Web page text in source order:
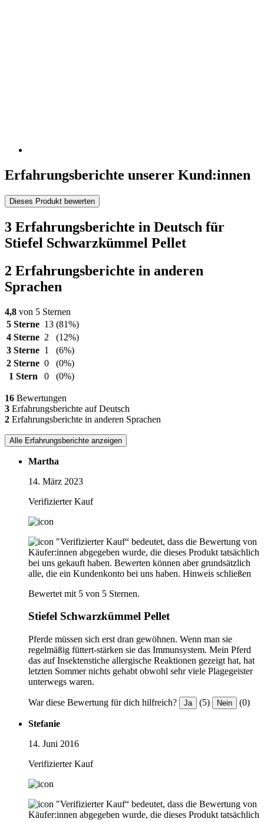
Erfahrungsberichte unserer Kund:innen
Dieses Produkt bewerten
3 Erfahrungsberichte in Deutsch für
Stiefel Schwarzkümmel Pellet
2 Erfahrungsberichte in anderen
Sprachen
4,8 von 5 Sternen
5 Sterne 13 (81%)
4 Sterne 2
(12%)
3 Sterne 1
(6%)
2 Sterne 0
(0%)
1 Stern
0 (0%)
16 Bewertungen
3 Erfahrungsberichte auf Deutsch
2 Erfahrungsberichte in anderen Sprachen
Alle Erfahrungsberichte anzeigen
Martha
14. März 2023
Verifizierter Kauf
"Verifizierter Kauf“ bedeutet, dass die Bewertung von
Käufer:innen abgegeben wurde, die dieses Produkt tatsächlich
bei uns gekauft haben. Bewerten können aber grundsätzlich
alle, die ein Kundenkonto bei uns haben. Hinweis schließen
Bewertet mit 5 von 5 Sternen.
Stiefel Schwarzkümmel Pellet
Pferde müssen sich erst dran gewöhnen. Wenn man sie
regelmäßig füttert-stärken sie das Immunsystem. Mein Pferd
das auf Insektenstiche allergische Reaktionen gezeigt hat, hat
letzten Sommer nichts gehabt obwohl sehr viele Plagegeister
unterwegs waren.
War diese Bewertung für dich hilfreich? Ja (5) Nein (0)
Stefanie
14. Juni 2016
Verifizierter Kauf
"Verifizierter Kauf“ bedeutet, dass die Bewertung von
Käufer:innen abgegeben wurde, die dieses Produkt tatsächlich